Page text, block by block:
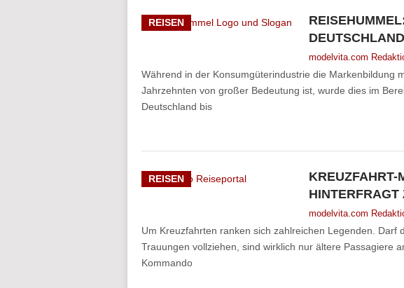
REISEN
DEUTSCHLAND
modelvita.com
Während in der Konsumgüterindustrie die Markenbildung
Jahrzehnten von großer Bedeutung ist, wurde dies im
Deutschland bis
REISEN
KREUZFAHRT-
HINTERFRAGT
modelvita.com
Um Kreuzfahrten ranken sich zahlreichen Legenden. Darf
Trauungen vollziehen, sind wirklich nur ältere Passagiere
Kommando